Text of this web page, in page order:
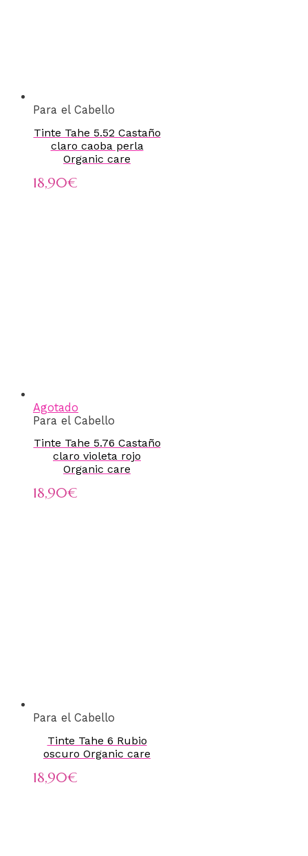
Para el Cabello
Tinte Tahe 5.52 Castaño
claro caoba perla
Organic care
18,90€
Agotado
Para el Cabello
Tinte Tahe 5.76 Castaño
claro violeta rojo
Organic care
18,90€
Para el Cabello
Tinte Tahe 6 Rubio
oscuro Organic care
18,90€